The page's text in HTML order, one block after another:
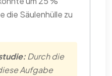
die Säulenhülle zu
Durch die
Aufgabe